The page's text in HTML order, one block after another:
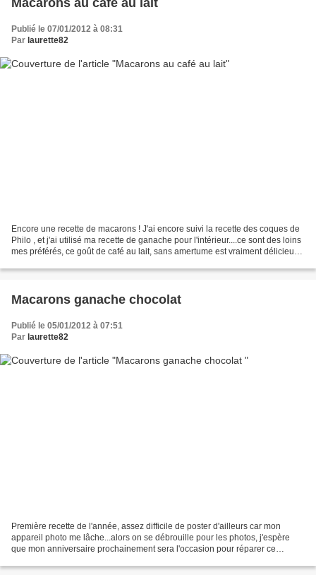
Publié le 07/01/2012 à 08:31
Par laurette82
Encore une recette de macarons ! J'ai encore suivi la recette des coques de
Philo , et j'ai utilisé ma recette de ganache pour l'intérieur....ce sont des loins
mes préférés, ce goût de café au lait, sans amertume est vraiment délicieux
Macarons ganache chocolat
Publié le 05/01/2012 à 07:51
Par laurette82
Première recette de l'année, assez difficile de poster d'ailleurs car mon
appareil photo me lâche...alors on se débrouille pour les photos, j'espère
que mon anniversaire prochainement sera l'occasion pour réparer ce